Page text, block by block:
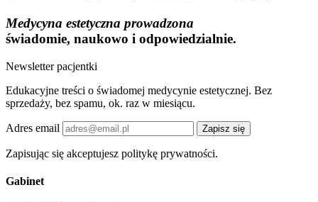
Medycyna estetyczna prowadzona
świadomie, naukowo i odpowiedzialnie.
Newsletter pacjentki
Edukacyjne treści o świadomej medycynie estetycznej. Bez
sprzedaży, bez spamu, ok. raz w miesiącu.
Adres email Zapisz się
Zapisując się akceptujesz politykę prywatności.
Gabinet